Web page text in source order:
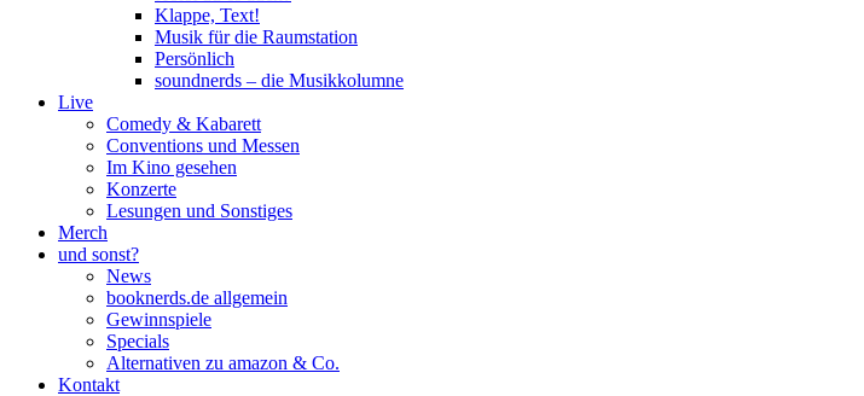
Klappe, Text!
Musik für die Raumstation
Persönlich
soundnerds – die Musikkolumne
Live
Comedy & Kabarett
Conventions und Messen
Im Kino gesehen
Konzerte
Lesungen und Sonstiges
Merch
und sonst?
News
booknerds.de allgemein
Gewinnspiele
Specials
Alternativen zu amazon & Co.
Kontakt